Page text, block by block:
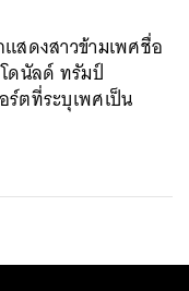
แสดงสาวข้ามเพศชื่อ
ดนัลด์ ทรัมป์
ตที่ระบุเพศเป็น